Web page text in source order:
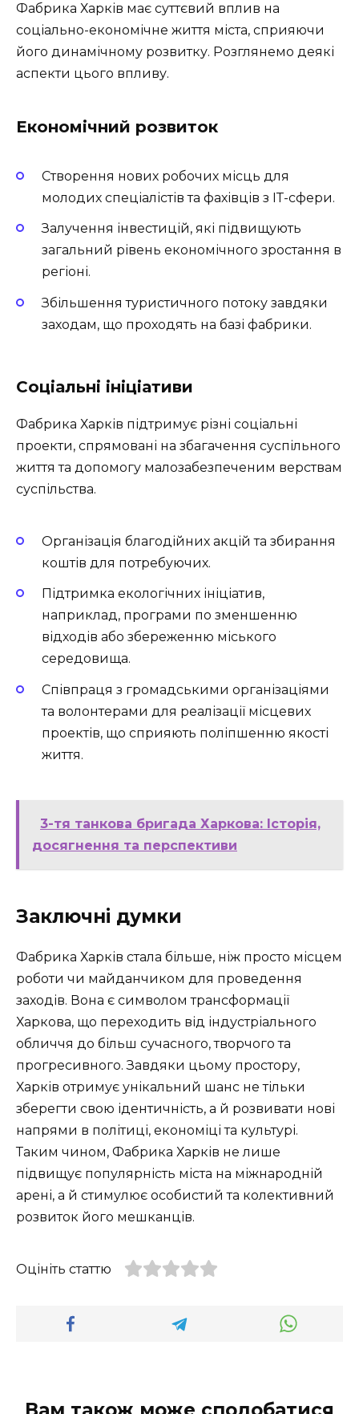
Фабрика Харків має суттєвий вплив на
соціально-економічне життя міста, сприяючи
його динамічному розвитку. Розглянемо деякі
аспекти цього впливу.
Економічний розвиток
Створення нових робочих місць для
молодих спеціалістів та фахівців з ІТ-сфери.
Залучення інвестицій, які підвищують
загальний рівень економічного зростання в
регіоні.
Збільшення туристичного потоку завдяки
заходам, що проходять на базі фабрики.
Соціальні ініціативи
Фабрика Харків підтримує різні соціальні
проекти, спрямовані на збагачення суспільного
життя та допомогу малозабезпеченим верствам
суспільства.
Організація благодійних акцій та збирання
коштів для потребуючих.
Підтримка екологічних ініціатив,
наприклад, програми по зменшенню
відходів або збереженню міського
середовища.
Співпраця з громадськими організаціями
та волонтерами для реалізації місцевих
проектів, що сприяють поліпшенню якості
життя.
3-тя танкова бригада Харкова: Історія,
досягнення та перспективи
Заключні думки
Фабрика Харків стала більше, ніж просто місцем
роботи чи майданчиком для проведення
заходів. Вона є символом трансформації
Харкова, що переходить від індустріального
обличчя до більш сучасного, творчого та
прогресивного. Завдяки цьому простору,
Харків отримує унікальний шанс не тільки
зберегти свою ідентичність, а й розвивати нові
напрями в політиці, економіці та культурі.
Таким чином, Фабрика Харків не лише
підвищує популярність міста на міжнародній
арені, а й стимулює особистий та колективний
розвиток його мешканців.
Оцініть статтю